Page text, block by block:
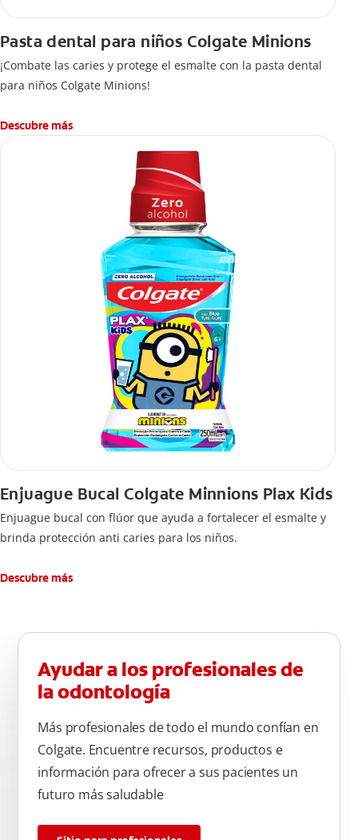
Pasta dental para niños Colgate Minions
¡Combate las caries y protege el esmalte con la pasta dental
para niños Colgate Minions!
Descubre más
Enjuague Bucal Colgate Minnions Plax Kids
Enjuague bucal con flúor que ayuda a fortalecer el esmalte y
brinda protección anti caries para los niños.
Descubre más
Ayudar a los profesionales de
la odontología
Más profesionales de todo el mundo confían en
Colgate. Encuentre recursos, productos e
información para ofrecer a sus pacientes un
futuro más saludable